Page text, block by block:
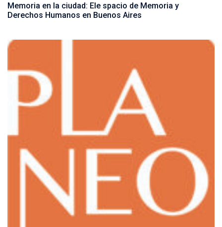
Memoria en la ciudad: Ele spacio de Memoria y
Derechos Humanos en Buenos Aires